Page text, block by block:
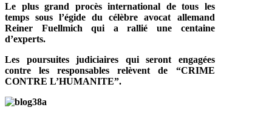
Le plus grand procès international de tous les
temps sous l’égide du célèbre avocat allemand
Reiner Fuellmich qui a rallié une centaine
d’experts.
Les poursuites judiciaires qui seront engagées
contre les responsables relèvent de “CRIME
CONTRE L’HUMANITE”.